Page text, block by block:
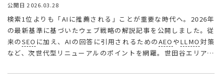
公開日 2026.03.28
検索1位よりも「AIに推薦される」ことが重要な時代へ。2026年
の最新基準に基づいたウェブ戦略の解説記事を公開しました。従
来のSEO に加え、AIの回答に引用されるためのAEO やLLMO対策
など、次世代型リニューアルのポイントを網羅。世田谷エリアの
ます。AI検索時代に埋もれないサイト運用のヒントとして、ぜひ